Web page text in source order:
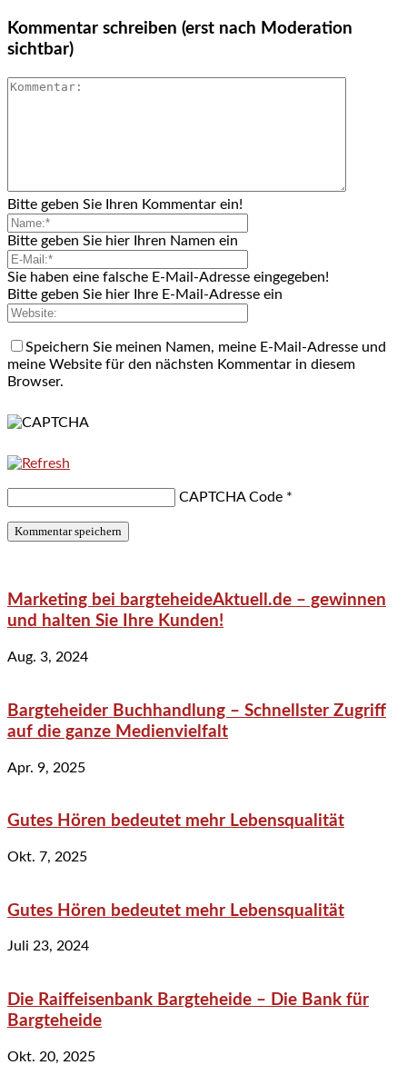
Kommentar schreiben (erst nach Moderation
sichtbar)
Bitte geben Sie Ihren Kommentar ein!
Bitte geben Sie hier Ihren Namen ein
Sie haben eine falsche E-Mail-Adresse eingegeben!
Bitte geben Sie hier Ihre E-Mail-Adresse ein
Speichern Sie meinen Namen, meine E-Mail-Adresse und
meine Website für den nächsten Kommentar in diesem
Browser.
CAPTCHA Code *
Marketing bei bargteheideAktuell.de – gewinnen
und halten Sie Ihre Kunden!
Aug. 3, 2024
Bargteheider Buchhandlung – Schnellster Zugriff
auf die ganze Medienvielfalt
Apr. 9, 2025
Gutes Hören bedeutet mehr Lebensqualität
Okt. 7, 2025
Gutes Hören bedeutet mehr Lebensqualität
Juli 23, 2024
Die Raiffeisenbank Bargteheide – Die Bank für
Bargteheide
Okt. 20, 2025